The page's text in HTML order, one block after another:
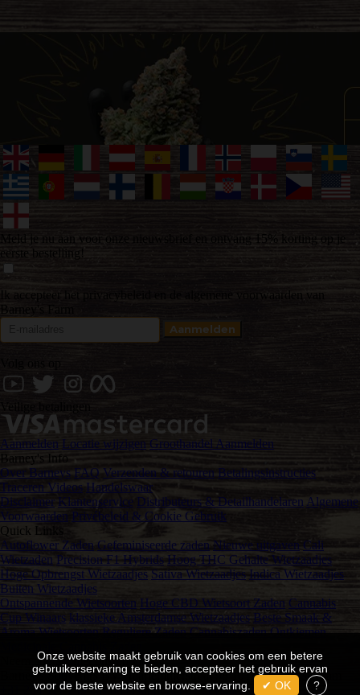
Meld je nu aan voor onze nieuwsbrief en ontvang 15% korting op je
eerste bestelling!
Ik accepteer het privacybeleid en de algemene voorwaarden van
Barney's Farm
Veilige betalingen
Aanmelden Locatie wijzigen Groothandel Aanmelden
Barney's Info
Over Barneys FAQ Verzenden & retouren
Betalingsinstructies
Traceren Videos Handelswaar
Disclaimer
Klantenservice Distributeurs & Detailhandelaren Algemene
Voorwaarden
Privébeleid & Cookie Gebruik
Quick Links
Autoflower Zaden Gefeminiseerde zaden Nieuwe uitgaven Cali
Wietzaden Precision F1 Hybrids Hoog THC Gehalte Wietzaadjes
Hoge Opbrengst Wietzaadjes Sativa Wietzaadjes Indica Wietzaadjes
Buiten Wietzaadjes
Ontspannende Wietsoorten
Hoge CBD Wietsoort Zaden Cannabis
Cup Winaars
klassieke Amsterdamse Wietzaadjes
Beste Smaak &
Aroma Wietsoorten Reguliere Zaden Cannabiszaden Ontkiemen
Neem contact met ons op via
Barney's Souvenirs BV Haarlemmerstraat 98 1013 EW Amsterdam
+31 204 117 249 customersupport@barneysfarm.com
Onze website maakt gebruik van cookies om een betere
gebruikerservaring te bieden, accepteer het gebruik ervan
voor de beste website en browse-ervaring.
✔ OK ?